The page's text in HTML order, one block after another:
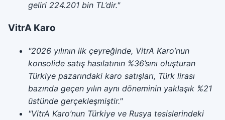
geliri 224.201 bin TL’dir."
VitrA Karo
"2026 yılının ilk çeyreğinde, VitrA Karo’nun
konsolide satış hasılatının %36’sını oluşturan
Türkiye pazarındaki karo satışları, Türk lirası
bazında geçen yılın aynı döneminin yaklaşık %21
üstünde gerçekleşmiştir."
"VitrA Karo’nun Türkiye ve Rusya tesislerindeki